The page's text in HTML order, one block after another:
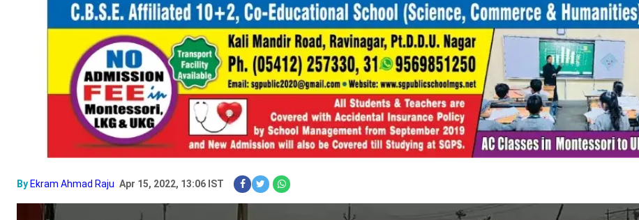
ByEkram Ahmad Raju Apr 15, 2022, 13:06 IST